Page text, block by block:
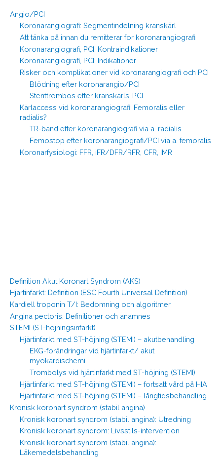
Angio/PCI
Koronarangiografi: Segmentindelning kranskärl
Att tänka på innan du remitterar för koronarangiografi
Koronarangiografi, PCI: Kontraindikationer
Koronarangiografi, PCI: Indikationer
Risker och komplikationer vid koronarangiografi och PCI
Blödning efter koronarangio/PCI
Stenttrombos efter kranskärls-PCI
Kärlaccess vid koronarangiografi: Femoralis eller
radialis?
TR-band efter koronarangiografi via a. radialis
Femostop efter koronarangiografi/PCI via a. femoralis
Koronarfysiologi: FFR, iFR/DFR/RFR, CFR, IMR
Definition Akut Koronart Syndrom (AKS)
Hjärtinfarkt: Definition (ESC Fourth Universal Definition)
Kardiell troponin T/I: Bedömning och algoritmer
Angina pectoris: Definitioner och anamnes
STEMI (ST-höjningsinfarkt)
Hjärtinfarkt med ST-höjning (STEMI) – akutbehandling
EKG-förändringar vid hjärtinfarkt/ akut
myokardischemi
Trombolys vid hjärtinfarkt med ST-höjning (STEMI)
Hjärtinfarkt med ST-höjning (STEMI) – fortsatt vård på HIA
Hjärtinfarkt med ST-höjning (STEMI) – långtidsbehandling
Kronisk koronart syndrom (stabil angina)
Kronisk koronart syndrom (stabil angina): Utredning
Kronisk koronart syndrom: Livsstils-intervention
Kronisk koronart syndrom (stabil angina):
Läkemedelsbehandling